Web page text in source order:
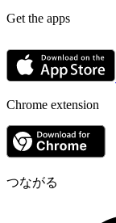
Get the apps
Chrome extension
つながる